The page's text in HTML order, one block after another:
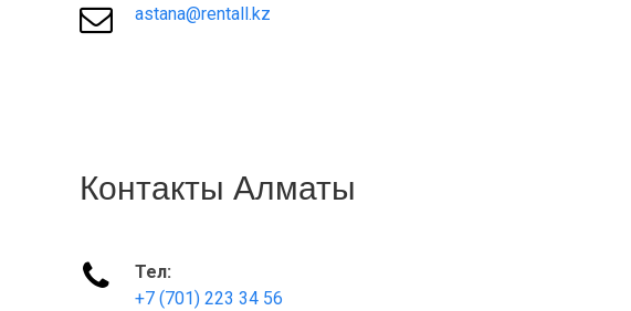

astana@rentall.kz
Контакты Алматы

Тел:
+7 (701) 223 34 56